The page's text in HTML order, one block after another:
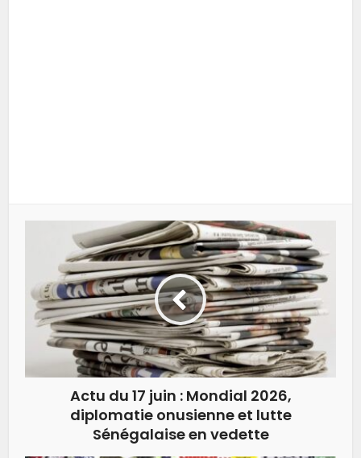
Actu du 17 juin : Mondial 2026,
diplomatie onusienne et lutte
Sénégalaise en vedette